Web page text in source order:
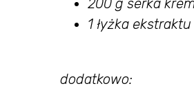
1 łyżka
dodatkowo: